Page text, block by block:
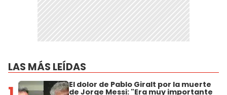
LAS MÁS LEÍDAS
El dolor de Pablo Giralt por la muerte
de Jorge Messi: "Era muy importante